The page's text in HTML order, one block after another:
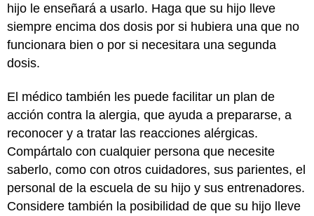
hijo le enseñará a usarlo. Haga que su hijo lleve
siempre encima dos dosis por si hubiera una que no
funcionara bien o por si necesitara una segunda
dosis.
El médico también les puede facilitar un plan de
acción contra la alergia, que ayuda a prepararse, a
reconocer y a tratar las reacciones alérgicas.
Compártalo con cualquier persona que necesite
saberlo, como con otros cuidadores, sus parientes, el
personal de la escuela de su hijo y sus entrenadores.
Considere también la posibilidad de que su hijo lleve